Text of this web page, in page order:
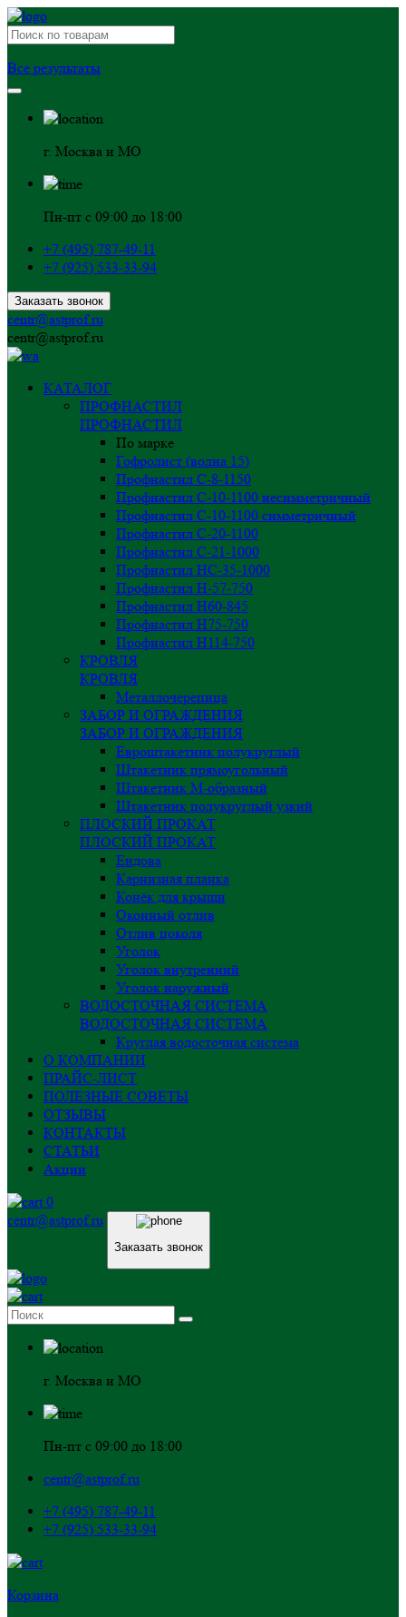
Все результаты
г. Москва и МО
Пн-пт с 09:00 до 18:00
+7 (495) 787-49-11
+7 (925) 533-33-94
Заказать звонок
centr@astprof.ru
centr@astprof.ru
КАТАЛОГ
ПРОФНАСТИЛ
ПРОФНАСТИЛ
По марке
Гофролист (волна 15)
Профнастил С-8-1150
Профнастил С-10-1100 несимметричный
Профнастил С-10-1100 симметричный
Профнастил С-20-1100
Профнастил С-21-1000
Профнастил НС-35-1000
Профнастил H-57-750
Профнастил Н60-845
Профнастил Н75-750
Профнастил Н114-750
КРОВЛЯ
КРОВЛЯ
Металлочерепица
ЗАБОР И ОГРАЖДЕНИЯ
ЗАБОР И ОГРАЖДЕНИЯ
Евроштакетник полукруглый
Штакетник прямоугольный
Штакетник М-образный
Штакетник полукруглый узкий
ПЛОСКИЙ ПРОКАТ
ПЛОСКИЙ ПРОКАТ
Ендова
Карнизная планка
Конёк для крыши
Оконный отлив
Отлив цоколя
Уголок
Уголок внутренний
Уголок наружный
ВОДОСТОЧНАЯ СИСТЕМА
ВОДОСТОЧНАЯ СИСТЕМА
Круглая водосточная система
О КОМПАНИИ
ПРАЙС-ЛИСТ
ПОЛЕЗНЫЕ СОВЕТЫ
ОТЗЫВЫ
КОНТАКТЫ
СТАТЬИ
Акции
0
centr@astprof.ru
Заказать звонок
г. Москва и МО
Пн-пт с 09:00 до 18:00
centr@astprof.ru
+7 (495) 787-49-11
+7 (925) 533-33-94
Корзина